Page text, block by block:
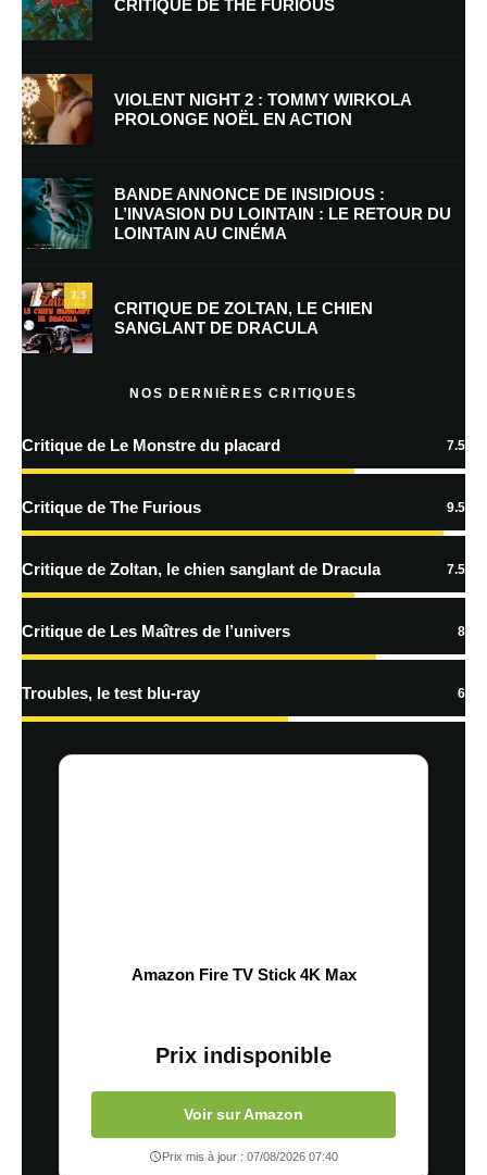
Nom*
E-mail
Enregistrer mon nom, mon e-mail et mon site dans le navigateur pour
mon prochain commentaire.
Prévenez-moi de tous les nouveaux commentaires par e-mail.
Prévenez-moi de tous les nouveaux articles par e-mail.
En savoir
traitées
CRITIQUE DE THE FURIOUS
VIOLENT NIGHT 2 : TOMMY WIRKOLA
PROLONGE NOËL EN ACTION
BANDE ANNONCE DE INSIDIOUS :
L’INVASION DU LOINTAIN : LE RETOUR DU
LOINTAIN AU CINÉMA
7.5
CRITIQUE DE ZOLTAN, LE CHIEN
SANGLANT DE DRACULA
NOS DERNIÈRES CRITIQUES
Critique de Le Monstre du placard 7.5
Critique de The Furious 9.5
Critique de Zoltan, le chien sanglant de Dracula 7.5
Critique de Les Maîtres de l’univers 8
Troubles, le test blu-ray 6
Amazon Fire TV Stick 4K Max
Prix indisponible
Voir sur Amazon
Prix mis à jour : 07/08/2026 07:40